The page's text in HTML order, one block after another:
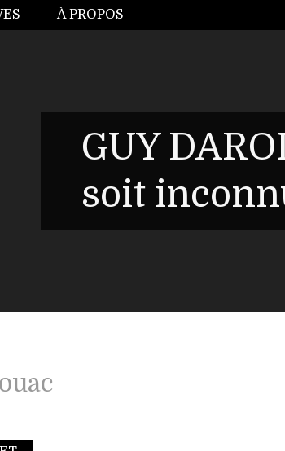
À PROPOS
GUY
soit